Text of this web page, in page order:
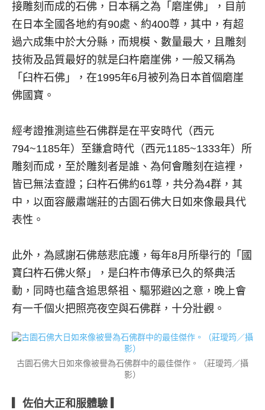
接雕刻而成的石佛，日本稱之為「磨崖佛」，目前
在日本全國各地約有90處、約400尊，其中，有超
過六成集中於大分縣，而規模、數量最大，且雕刻
技術及品質最好的就是臼杵磨崖佛，一般又稱為
「臼杵石佛」，在1995年6月被列為日本首個磨崖
佛國寶。
經考證推測這些石佛群是在平安時代（西元
794~1185年）至鎌倉時代（西元1185~1333年）所
雕刻而成，至於雕刻者是誰、為何會雕刻在這裡，
皆已無法查證；臼杵石佛約61尊，共分為4群，其
中，以面容嚴肅端莊的古園石佛大日如來像最具代
表性。
此外，為感謝石佛慈悲庇護，每年8月所舉行的「國
寶臼杵石佛火祭」，是臼杵市傳承已久的祭典活
動，同時也蘊含追思祭祖、驅邪避凶之意，晚上會
有一千個火把照亮夜空與石佛群，十分壯觀。
古園石佛大日如來像被譽為石佛群中的最佳傑作。（莊璦筠／攝
影）
▎佐伯大正和服體驗 ▎